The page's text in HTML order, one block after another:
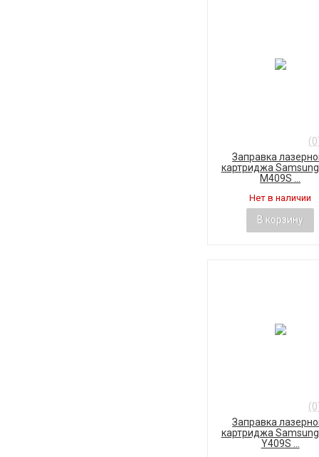
Заправка
картриджа Samsung
M409S ...
Нет в наличии
В корзину
Заправка
картриджа Samsung
Y409S ...